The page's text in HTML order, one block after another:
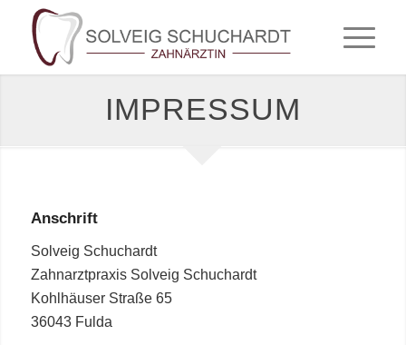
IMPRESSUM
Anschrift
Solveig Schuchardt
Zahnarztpraxis Solveig Schuchardt
Kohlhäuser Straße 65
36043 Fulda